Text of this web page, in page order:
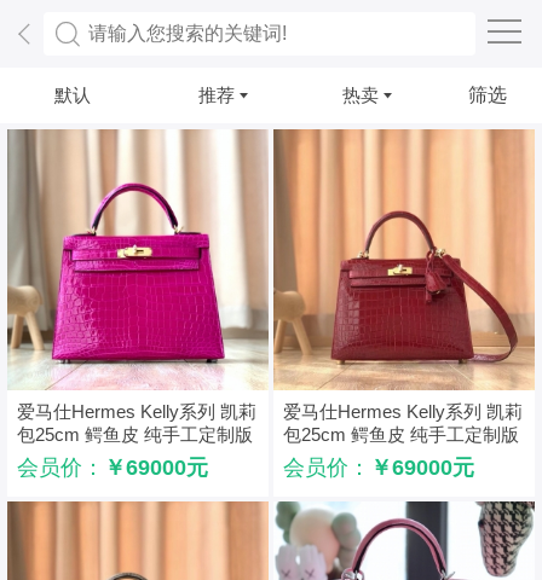
默认 推荐 热卖 筛选
爱马仕Hermes Kelly系列 凯莉
包25cm 鳄鱼皮 纯手工定制版
夜谭紫
会员价： ￥69000元
爱马仕Hermes Kelly系列 凯莉
包25cm 鳄鱼皮 纯手工定制版
石榴红
会员价： ￥69000元